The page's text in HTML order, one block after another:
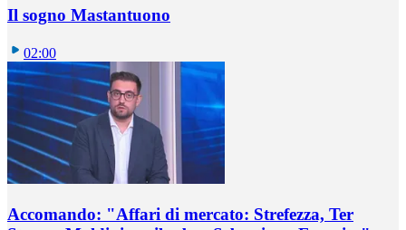
Il sogno Mastantuono
02:00
Accomando: "Affari di mercato: Strefezza, Ter